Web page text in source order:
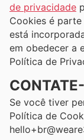
de privacidade
Cookies é
está
em obedecer a
Política de
Se você tiver
Política de